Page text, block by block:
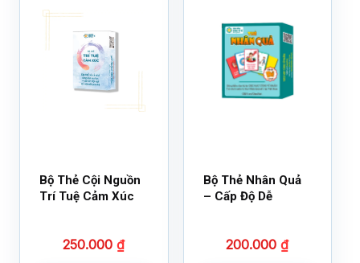
Bộ Thẻ Cội Nguồn
Trí Tuệ Cảm Xúc
250.000₫
Bộ Thẻ Nhân Quả
– Cấp Độ Dễ
200.000₫